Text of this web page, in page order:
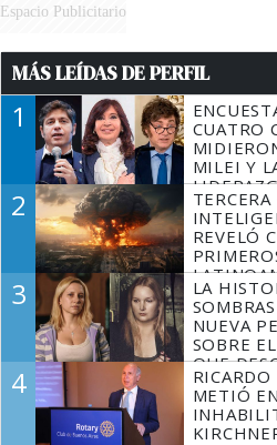
Espacio Publicitario
MÁS LEÍDAS DE PERFIL
1
CUATRO
MILEI Y
2
REVELÓ
3
LA
NUEVA
SOBRE
QUE
MARIDO
4
METIÓ